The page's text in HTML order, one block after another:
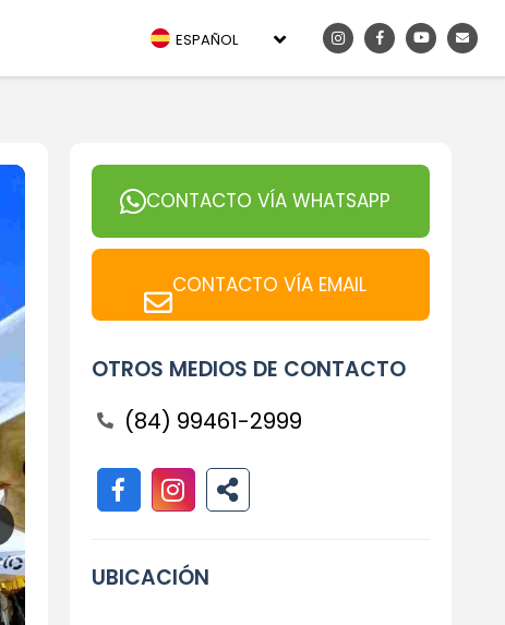
ESPAÑOL
CONTACTO VÍA WHATSAPP
CONTACTO VÍA EMAIL
OTROS MEDIOS DE CONTACTO
(84) 99461-2999
UBICACIÓN